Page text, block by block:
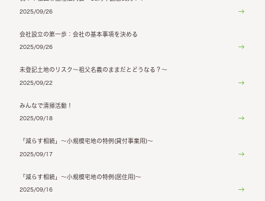
2025/09/26
会社設立の第一歩：会社の基本事項を決める
2025/09/26
未登記土地のリスク～祖父名義のままだとどうなる？～
2025/09/22
みんなで清掃活動！
2025/09/18
「減らす相続」～小規模宅地の特例(貸付事業用)～
2025/09/17
「減らす相続」～小規模宅地の特例(居住用)～
2025/09/16